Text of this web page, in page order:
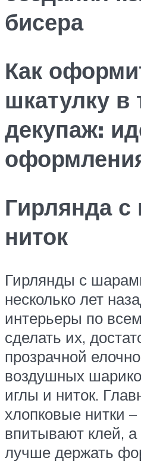
бисера
Как
шкатулку в
декупаж:
Гирлянда
ниток
Гирлянды с
несколько лет
интерьеры по
сделать их,
прозрачной
воздушных
иглы и ниток.
хлопковые нитки
впитывают клей, а
лучше держать